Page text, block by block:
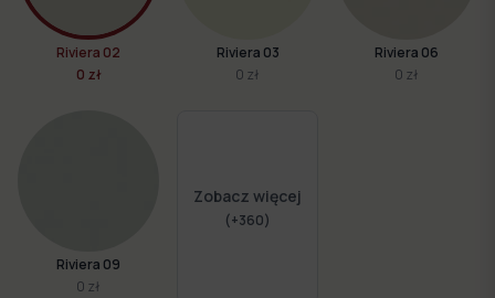
Riviera 02
0 zł
Riviera 03
0 zł
Riviera 06
0 zł
Riviera 09
0 zł
Zobacz więcej
(+360)